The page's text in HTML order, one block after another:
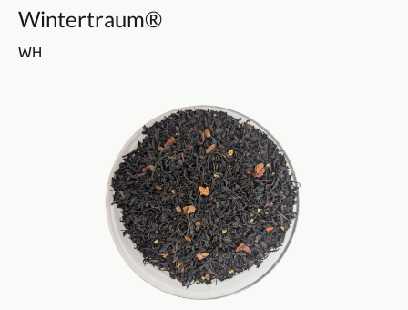
Wintertraum®
WH
Bildergalerie überspringen